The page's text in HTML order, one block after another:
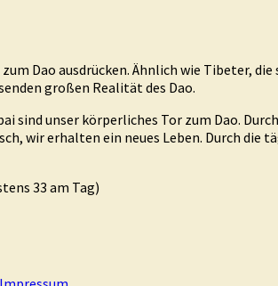
Dao ausdrücken. Ähnlich wie Tibeter,
großen Realität des Dao.
unser körperliches Tor zum Dao.
wir erhalten ein neues Leben. Durch die
33 am Tag)